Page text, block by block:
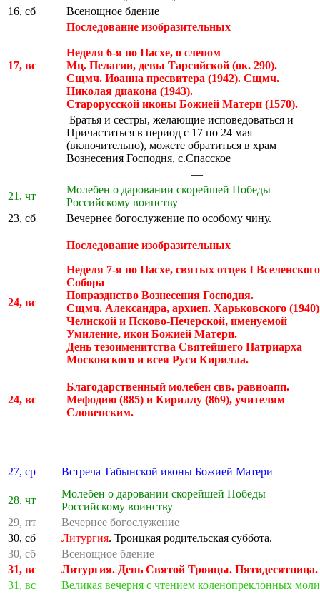
16, сб
Всенощное бдение
17, вс
Последование изобразительных
Неделя 6-я по Пасхе, о слепом
Мц. Пелагии, девы Тарсийской (ок. 290).
Сщмч. Иоанна пресвитера (1942). Сщмч.
Николая диакона (1943).
Старорусской иконы Божией Матери (1570).
Братья и сестры, желающие исповедоваться и
Причаститься в период с 17 по 24 мая
(включительно), можете обратиться в храм
Вознесения Господня, с.Спасское
—
21, чт
Молебен о даровании скорейшей Победы
Российскому воинству
23, сб
Вечернее богослужение по особому чину.
24, вс
Последование изобразительных
Неделя 7-я по Пасхе, святых отцев I Вселенского
Собора
Попразднство Вознесения Господня.
Сщмч. Александра, архиеп. Харьковского
Челнской и Псково-Печерской, именуемой
Умиление, икон Божией Матери.
День тезоименитства Святейшего Патриарха
Московского и всея Руси Кирилла.
24, вс
Благодарственный молебен свв. равноапп.
Мефодию (885) и Кириллу (869), учителям
Словенским.
27, ср Встреча Табынской иконы Божией Матери
28, чт
Молебен о даровании скорейшей Победы
Российскому воинству
29, пт
Вечернее богослужение
30, сб
Литургия. Троицкая родительская суббота.
30, сб
Всенощное бдение
31, вс
Литургия. День Святой Троицы. Пятидесятница.
31, вс
Великая вечерня с чтением коленопреклонных